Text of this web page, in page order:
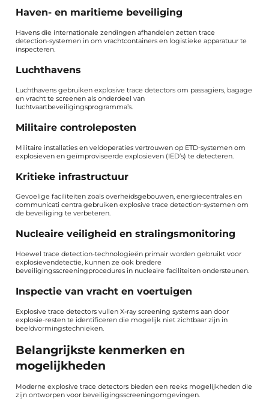
Haven- en maritieme beveiliging
Havens die internationale zendingen afhandelen zetten trace
detection‑systemen in om vrachtcontainers en logistieke apparatuur te
inspecteren.
Luchthavens
Luchthavens gebruiken explosive trace detectors om passagiers, bagage
en vracht te screenen als onderdeel van
luchtvaartbeveiligingsprogramma’s.
Militaire controleposten
Militaire installaties en veldoperaties vertrouwen op ETD‑systemen om
explosieven en geïmproviseerde explosieven (IED’s) te detecteren.
Kritieke infrastructuur
Gevoelige faciliteiten zoals overheidsgebouwen, energiecentrales en
communicati centra gebruiken explosive trace detection‑systemen om
de beveiliging te verbeteren.
Nucleaire veiligheid en stralingsmonitoring
Hoewel trace detection‑technologieën primair worden gebruikt voor
explosievendetectie, kunnen ze ook bredere
beveiligingsscreeningprocedures in nucleaire faciliteiten ondersteunen.
Inspectie van vracht en voertuigen
Explosive trace detectors vullen X-ray screening systems aan door
explosie‑resten te identificeren die mogelijk niet zichtbaar zijn in
beeldvormingstechnieken.
Belangrijkste kenmerken en
mogelijkheden
Moderne explosive trace detectors bieden een reeks mogelijkheden die
zijn ontworpen voor beveiligingsscreeningomgevingen.